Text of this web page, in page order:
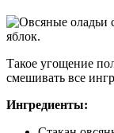
яблок.
Такое угощение
смешивать все
Ингредиенты: